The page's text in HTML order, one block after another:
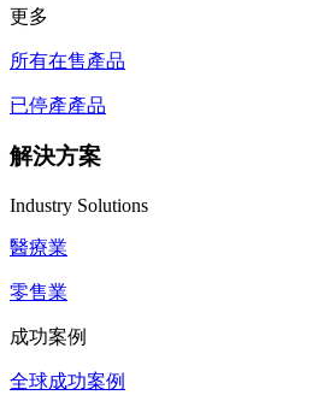
更多
所有在售產品
已停產產品
解決方案
Industry Solutions
醫療業
零售業
成功案例
全球成功案例